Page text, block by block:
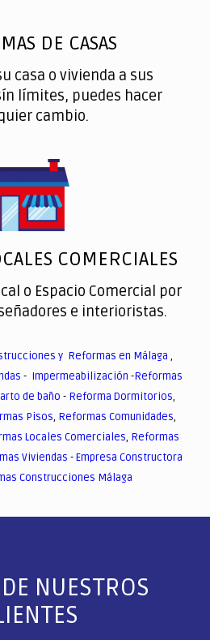
DE CASAS
casa o vivienda a sus
límites, puedes hacer
cambio.
COMERCIALES
o Espacio Comercial por
e interioristas.
y Reformas en Málaga ,
- Impermeabilización -Reformas
de baño - Reforma Dormitorios,
Pisos, Reformas Comunidades,
Locales Comerciales, Reformas
Viviendas -Empresa Constructora
Construcciones Málaga
NUESTROS